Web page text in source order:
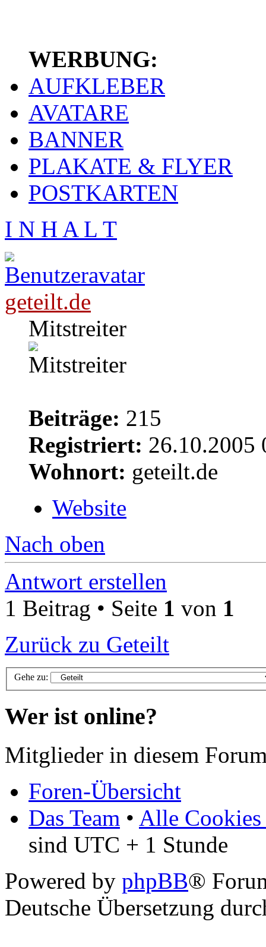
WERBUNG:
AUFKLEBER
AVATARE
BANNER
PLAKATE & FLYER
POSTKARTEN
I N H A L T
geteilt.de
Mitstreiter
Beiträge: 215
Registriert: 26.10.2005
Wohnort: geteilt.de
Website
Nach oben
Antwort erstellen
1 Beitrag • Seite 1 von 1
Zurück zu Geteilt
Gehe zu:
Wer ist online?
Mitglieder in diesem
Foren-Übersicht
Das Team • Alle Cookies
sind UTC + 1 Stunde
Powered by phpBB®
Deutsche Übersetzung